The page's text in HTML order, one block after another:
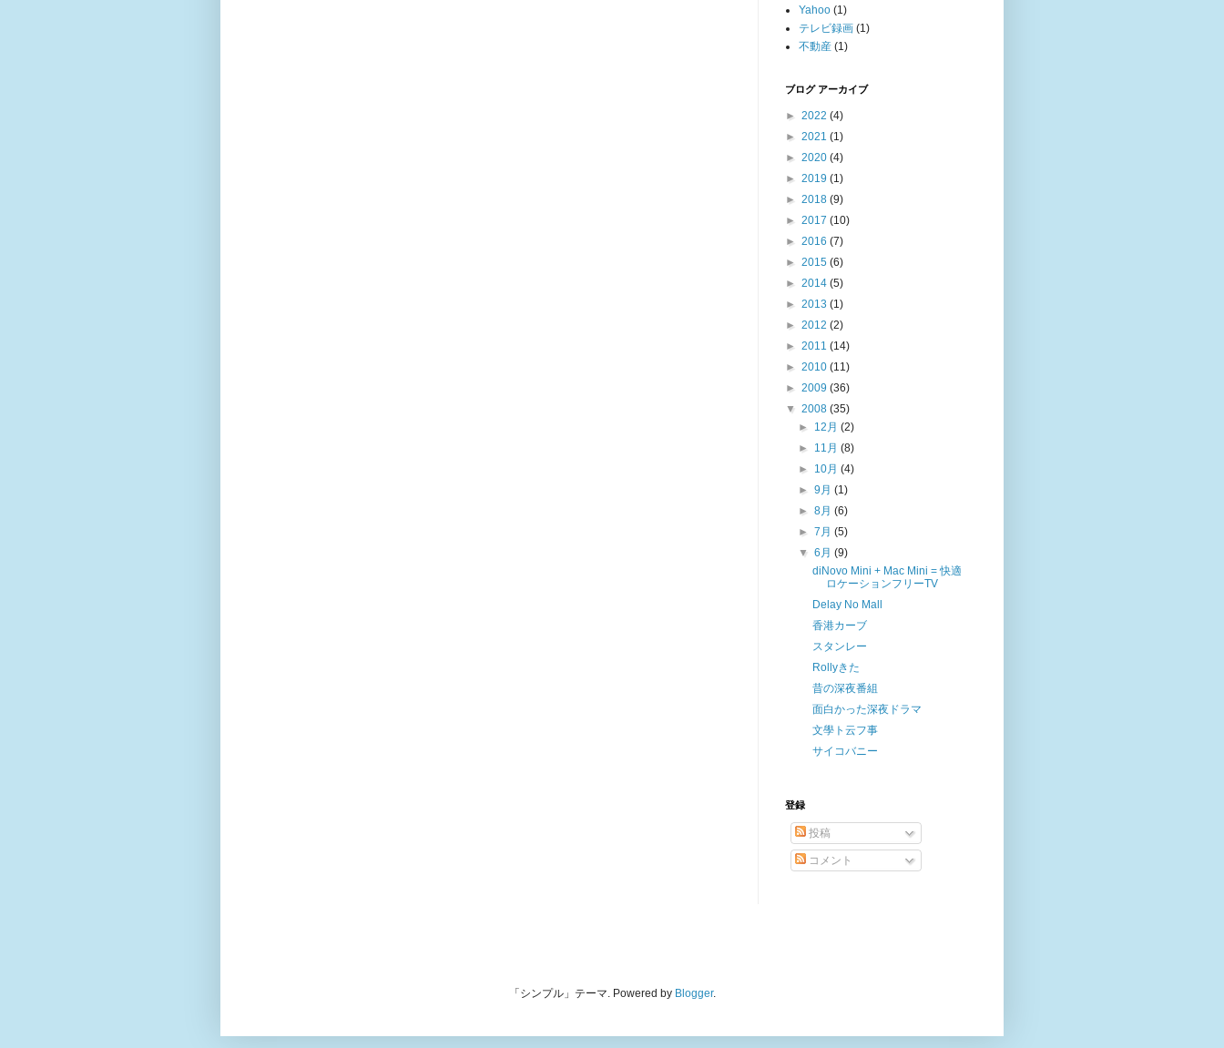
Yahoo (1)
テレビ録画 (1)
不動産 (1)
ブログ アーカイブ
► 2022 (4)
► 2021 (1)
► 2020 (4)
► 2019 (1)
► 2018 (9)
► 2017 (10)
► 2016 (7)
► 2015 (6)
► 2014 (5)
► 2013 (1)
► 2012 (2)
► 2011 (14)
► 2010 (11)
► 2009 (36)
▼ 2008 (35)
► 12月(2)
► 11月(8)
► 10月(4)
►9月(1)
►8月(6)
►7月(5)
▼6月(9)
diNovo Mini + Mac Mini = 快適
ロケーションフリーTV
Delay No Mall
香港カーブ
スタンレー
Rollyきた
昔の深夜番組
面白かった深夜ドラマ
文學ト云フ事
サイコバニー
登録
投稿
コメント
「シンプル」テーマ. Powered by Blogger.